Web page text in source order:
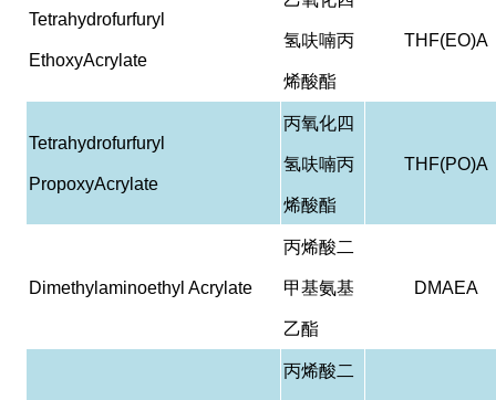
Tetrahydrofurfuryl
EthoxyAcrylate
氢呋喃丙
烯酸酯
THF(EO)A
Tetrahydrofurfuryl
PropoxyAcrylate
丙氧化四
氢呋喃丙
烯酸酯
THF(PO)A
Dimethylaminoethyl Acrylate
丙烯酸二
甲基氨基
乙酯
DMAEA
丙烯酸二